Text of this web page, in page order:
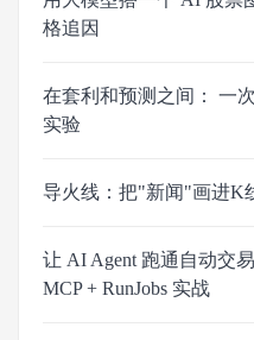
格追因
在套利和预测之间： 一
实验
导火线：把"新闻"画进K
让 AI Agent 跑通自动交
MCP + RunJobs 实战